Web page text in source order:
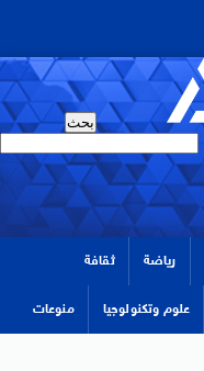
رياضة ثقافة
علوم وتكنولوجيا منوعات